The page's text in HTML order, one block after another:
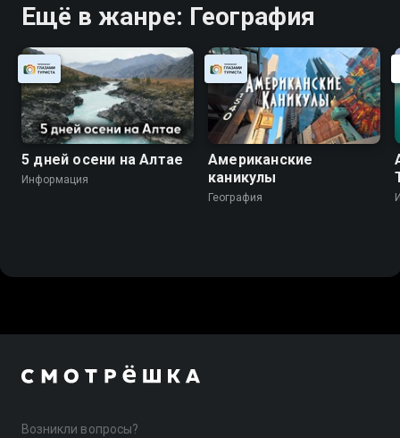
Ещё в жанре: География
5 дней осени на Алтае
Информация
Американские
каникулы
География
Возникли вопросы?